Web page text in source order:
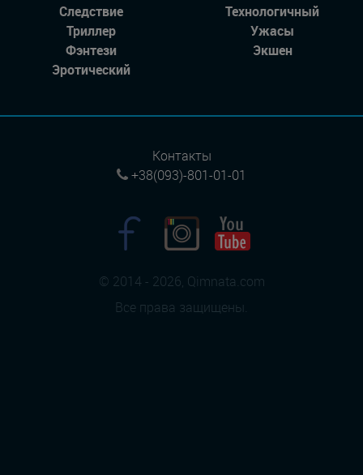
Следствие
Технологичный
Триллер
Ужасы
Фэнтези
Экшен
Эротический
© 2014 - 2026, Qimnata.com
Все права защищены.
Контакты
+38(093)-801-01-01